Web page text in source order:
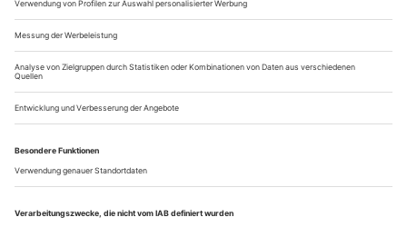
Jenseits von Reger und Strauss
August Friedrich Klughardt, Hans Koessler, Anton Beer-Walbrunn:
Kleinmeister des deutschen Liedes
Wer glaubte, auf dem Gebiet des deutschen Kunstlieds schon
alles zu kennen, wird von zwei Publikationen der Firma Bayer
Records eines Besseren belehrt. Der ungarische Oboist Lajos
Lencsés und die deutsche Sopranistin Angelika Huber sind
beim musikalischen Perlentauchen bei drei Komponisten des
ausgehenden 19. Jahrhunderts fündig geworden, deren